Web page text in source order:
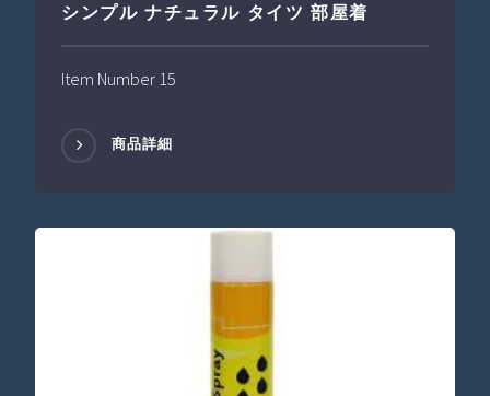
シンプル ナチュラル タイツ 部屋着
Item Number 15
商品詳細